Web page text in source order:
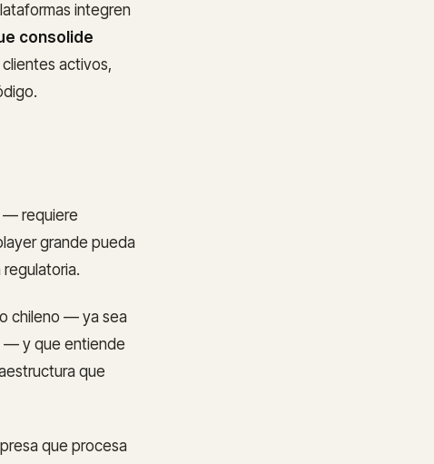
integren
consolide
clientes activos,
— requiere
grande pueda
chileno — ya sea
— y que entiende
que
que procesa